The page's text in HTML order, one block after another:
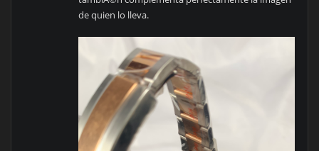
de quien lo lleva.